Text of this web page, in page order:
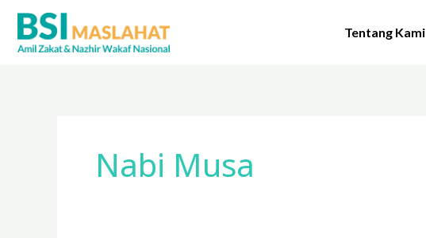
Lewati
konten
Tentang Kami
Nabi Musa